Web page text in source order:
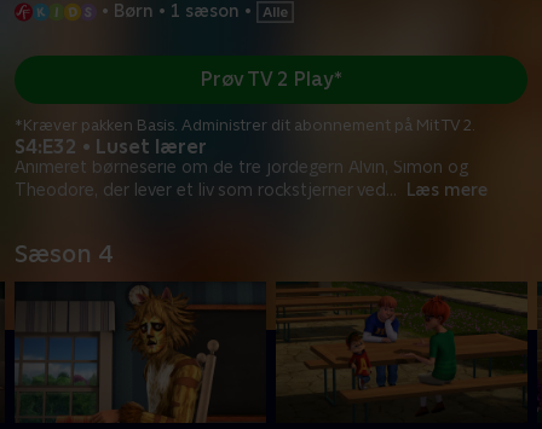
• Børn • 1 sæson •
S4:E32 • Luset lærer
Animeret børneserie om de tre jordegern Alvin, Simon og
Theodore, der lever et liv som rockstjerner ved... Læs mere
Prøv TV 2 Play*
*Kræver pakken Basis. Administrer dit abonnement på Mit TV 2.
Sæson 4